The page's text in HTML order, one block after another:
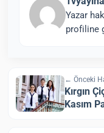
Yazar
profiline
← Önceki
Kırgın
Kasım